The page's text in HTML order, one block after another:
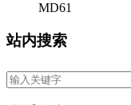
MD61
站内搜索